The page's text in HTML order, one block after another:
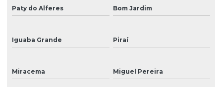
Placa mãe
Placas de sinalização
Plotter de impressão
Paty do Alferes Bom Jardim
Iguaba Grande Piraí
Miracema Miguel Pereira